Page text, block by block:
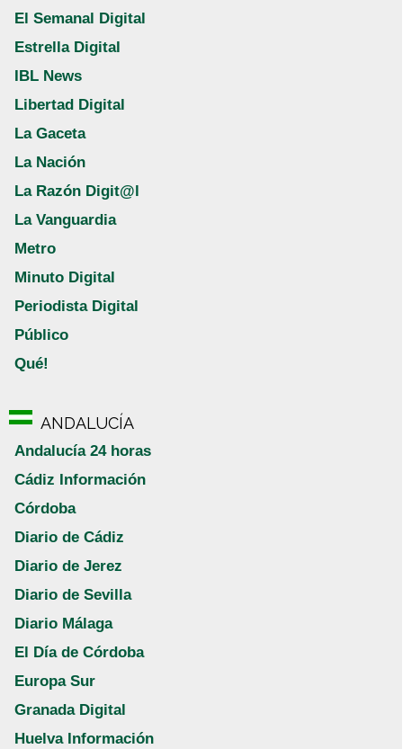
El Semanal Digital
Estrella Digital
IBL News
Libertad Digital
La Gaceta
La Nación
La Razón Digit@l
La Vanguardia
Metro
Minuto Digital
Periodista Digital
Público
Qué!
ANDALUCÍA
Andalucía 24 horas
Cádiz Información
Córdoba
Diario de Cádiz
Diario de Jerez
Diario de Sevilla
Diario Málaga
El Día de Córdoba
Europa Sur
Granada Digital
Huelva Información